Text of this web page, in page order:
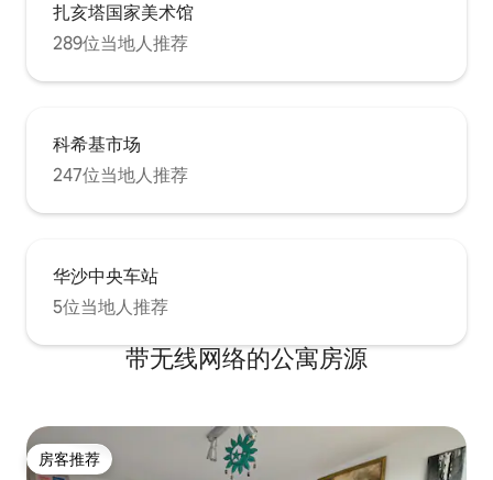
扎亥塔国家美术馆
289位当地人推荐
科希基市场
247位当地人推荐
华沙中央车站
5位当地人推荐
带无线网络的公寓房源
房客推荐
房客推荐